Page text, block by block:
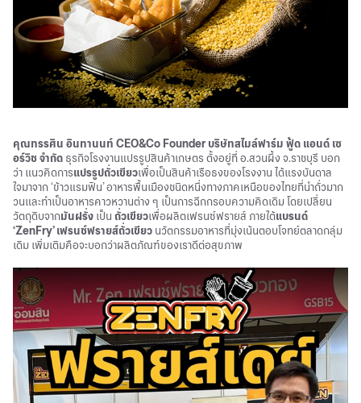
คุณทรรศิน อินทานนท์ CEO&Co Founder บริษัทสไมล์ฟาร์ม ฟู้ด แอนด์ เซ
อร์วิช จำกัด ธุรกิจโรงงานแปรรูปสินค้าเกษตร ตั้งอยู่ที่ อ.สวนผึ้ง จ.ราชบุรี บอก
ว่า แนวคิดการแปรรูปถั่วเขียวเพื่อเป็นสินค้าเรือธงของโรงงาน ได้แรงบันดาล
ใจมาจาก ‘ข้าวแรมฟืน’ อาหารพื้นเมืองชนิดหนึ่งทางภาคเหนือของไทยที่นำถั่วมาก
วนและทำเป็นอาหารคาวหวานต่าง ๆ เป็นการฉีกกรอบความคิดเดิม โดยเปลี่ยน
วัตถุดิบจากมันฝรั่ง เป็น ถั่วเขียวเพื่อผลิตเฟรนซ์ฟรายส์ ภายใต้แบรนด์
‘ZenFry’ เฟรนช์ฟรายส์ถั่วเขียว นวัตกรรมอาหารที่มุ่งเน้นตอบโจทย์ตลาดกลุ่ม
เดิม เพิ่มเติมคือจะบอกว่าผลิตภัณฑ์ของเราดีต่อสุขภาพ